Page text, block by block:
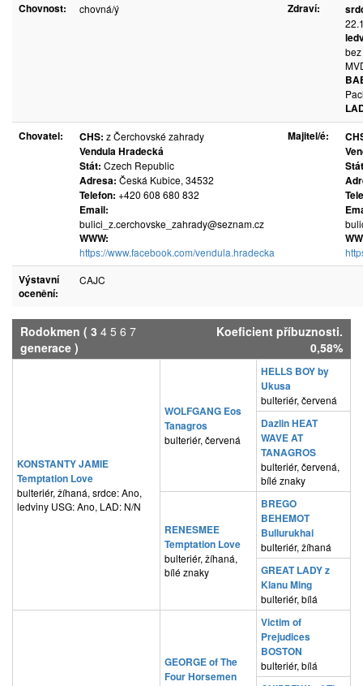
Chovnost: chovná/ý Zdraví:
Chovatel:
CHS: z Čerchovské zahrady
Vendula Hradecká
Stát: Czech Republic
Adresa: Česká Kubice, 34532
Telefon: +420 608 680 832
Email:
bulici_z.cerchovske_zahrady@seznam.cz
WWW:
https://www.facebook.com/vendula.hradecka
Majitel/é:
Výstavní
ocenění:
CAJC
Rodokmen ( 3 4 5 6 7
generace )
Koeficient příbuznosti.
0,58%
KONSTANTY JAMIE
Temptation Love
bulteriér, žíhaná, srdce: Ano,
ledviny USG: Ano, LAD: N/N
WOLFGANG Eos
Tanagros
bulteriér, červená
HELLS BOY by
Ukusa
bulteriér, červená
Dazlin HEAT
WAVE AT
TANAGROS
bulteriér, červená,
bílé znaky
RENESMEE
Temptation Love
bulteriér, žíhaná,
bílé znaky
BREGO
BEHEMOT
Bullurukhai
bulteriér, žíhaná
GREAT LADY z
Klanu Ming
bulteriér, bílá
GEORGE of The
Four Horsemen
Victim of
Prejudices
BOSTON
bulteriér, bílá